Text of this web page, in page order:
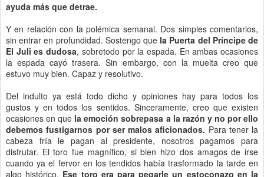
ayuda más que detrae.
Y en relación con la polémica semanal. Dos simples comentarios,
sin entrar en profundidad. Sostengo que la Puerta del Príncipe de
El Juli es dudosa, sobretodo por la espada. En ambas ocasiones
la espada cayó trasera. Sin embargo, con la muelta creo que
estuvo muy bien. Capaz y resolutivo.
Del indulto ya está todo dicho y opiniones hay para todos los
gustos y en todos los sentidos. Sinceramente, creo que existen
ocasiones en que la emoción sobrepasa a la razón y no por ello
debemos fustigarnos por ser malos aficionados. Para tener la
cabeza fría le pagan al presidente, nosotros pagamos para
disfrutar. El toro fue magnífico, si bien hizo dos amagos de irse
cuando ya el fervor en los tendidos había trasformado la tarde en
algo histórico. Ese toro era para pegarle un estoconazo en la